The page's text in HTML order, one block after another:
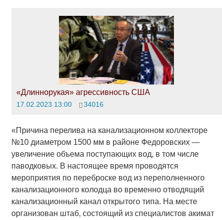
«Длиннорукая» агрессивность США
17.02.2023 13:00 34016
«Причина перелива на канализационном коллекторе
№10 диаметром 1500 мм в районе Федоровских —
увеличение объема поступающих вод, в том числе
паводковых. В настоящее время проводятся
мероприятия по переброске вод из переполненного
канализационного колодца во временно отводящий
канализационный канал открытого типа. На месте
организован штаб, состоящий из специалистов акимат